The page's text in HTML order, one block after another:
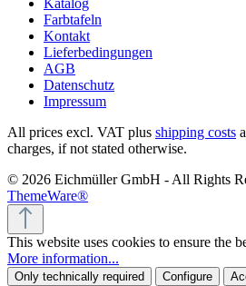
Farbtafeln
Kontakt
Lieferbedingungen
AGB
Datenschutz
Impressum
All prices excl. VAT plus shipping costs
charges, if not stated otherwise.
© 2026 Eichmüller GmbH - All Rights
ThemeWare®
This website uses cookies to ensure the
More information...
Only technically required Configure